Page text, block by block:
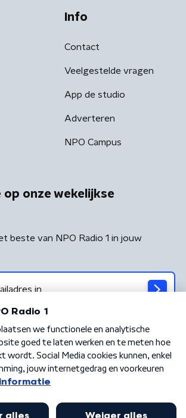
Info
Contact
Veelgestelde vragen
App de studio
Adverteren
NPO Campus
op onze wekelijkse
beste van NPO Radio 1 in jouw